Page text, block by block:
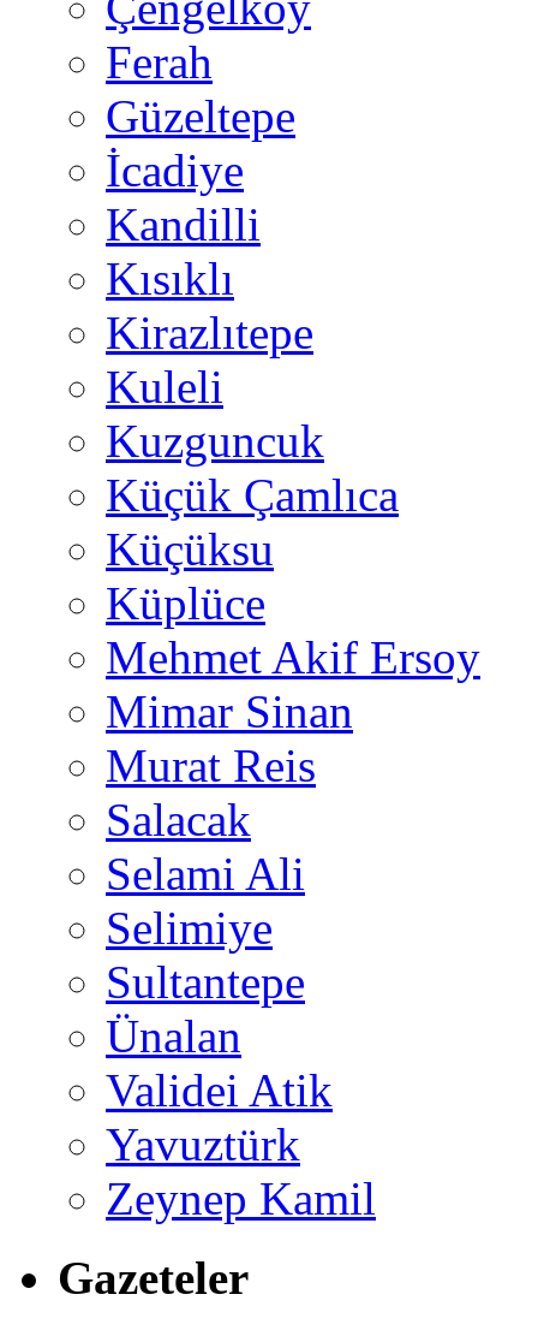
Ferah
Güzeltepe
İcadiye
Kandilli
Kısıklı
Kirazlıtepe
Kuleli
Kuzguncuk
Küçük Çamlıca
Küçüksu
Küplüce
Mehmet Akif Ersoy
Mimar Sinan
Murat Reis
Salacak
Selami Ali
Selimiye
Sultantepe
Ünalan
Validei Atik
Yavuztürk
Zeynep Kamil
Gazeteler